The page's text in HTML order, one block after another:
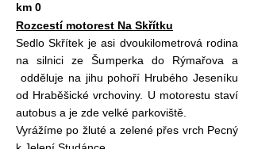
km 0
Rozcestí motorest Na Skřítku
Sedlo Skřítek je asi dvoukilometrová rodina
na silnici ze Šumperka do Rýmařova a
odděluje na jihu pohoří Hrubého Jeseníku
od Hraběšické vrchoviny. U motorestu staví
autobus a je zde velké parkoviště.
Vyrážíme po žluté a zelené přes vrch Pecný